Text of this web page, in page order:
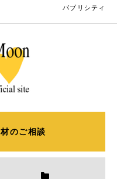
パブリシティ
のご相談